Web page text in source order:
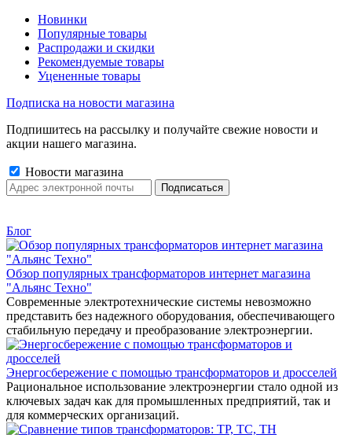
Новинки
Популярные товары
Распродажи и скидки
Рекомендуемые товары
Уцененные товары
Подписка на новости магазина
Подпишитесь на рассылку и получайте свежие новости и
акции нашего магазина.
Новости магазина
Блог
Обзор популярных трансформаторов интернет магазина
"Альянс Техно"
Современные электротехнические системы невозможно
представить без надежного оборудования, обеспечивающего
стабильную передачу и преобразование электроэнергии.
Энергосбережение с помощью трансформаторов и дросселей
Рациональное использование электроэнергии стало одной из
ключевых задач как для промышленных предприятий, так и
для коммерческих организаций.